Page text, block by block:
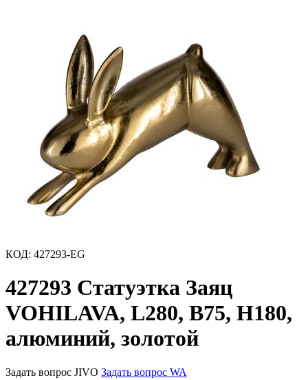
КОД: 427293-EG
427293 Статуэтка Заяц
VOHILAVA, L280, B75, H180,
алюминий, золотой
Задать вопрос JIVO Задать вопрос WA